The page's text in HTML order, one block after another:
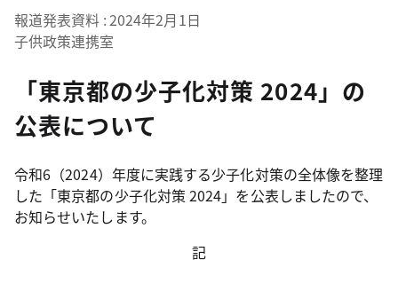
報道発表資料 2024年2月1日
子供政策連携室
「東京都の少子化対策 2024」の
公表について
令和6（2024）年度に実践する少子化対策の全体像を整理
した「東京都の少子化対策 2024」を公表しましたので、
お知らせいたします。
記